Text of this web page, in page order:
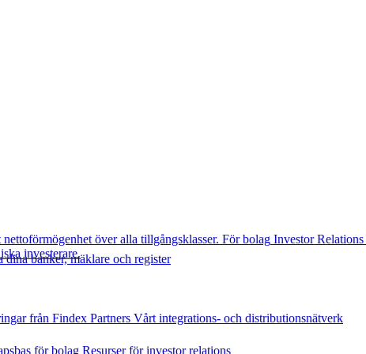
över alla tillgångsklasser. För bolag Investor Relations
investerare.
dina banker, mäklare och register
från Findex Partners Vårt integrations- och distributionsnätverk
för bolag Resurser för investor relations